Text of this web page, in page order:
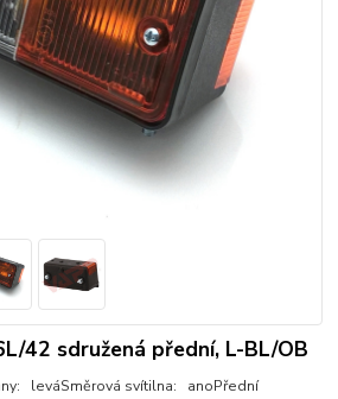
42 sdružená přední, L-BL/OB
leváSměrová svítilna: anoPřední